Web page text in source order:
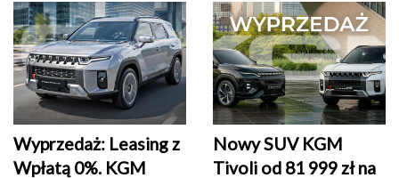
Wyprzedaż: Leasing z
Wpłatą 0%. KGM
Nowy SUV KGM
Tivoli od 81 999 zł na